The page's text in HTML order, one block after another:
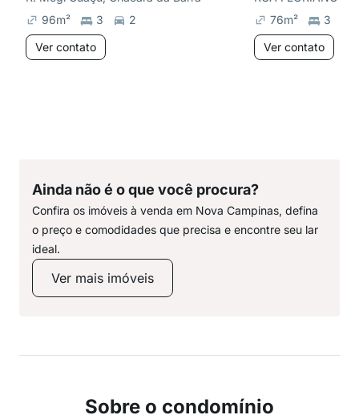
96m² 3
2
Ver contato
76m² 3
Ver contato
Ainda não é o que você procura?
Confira os imóveis à venda em Nova Campinas, defina
o preço e comodidades que precisa e encontre seu lar
ideal.
Ver mais imóveis
Sobre o condomínio